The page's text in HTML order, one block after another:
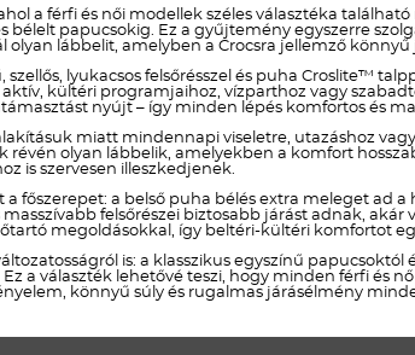
a férfi és női modellek széles választéka
papucsokig. Ez a gyűjtemény egyszerre
lábbelit, amelyben a Crocsra jellemző
lyukacsos felsőrésszel és puha Croslite™
kültéri programjaihoz, vízparthoz vagy
nyújt – így minden lépés komfortos és
miatt mindennapi viseletre, utazáshoz
olyan lábbelik, amelyekben a komfort
is szervesen illeszkedjenek.
a főszerepet: a belső puha bélés extra meleget ad
felsőrészei biztosabb járást adnak,
megoldásokkal, így beltéri-kültéri komfortot
is: a klasszikus egyszínű
a választék lehetővé teszi, hogy minden férfi és
könnyű súly és rugalmas járásélmény